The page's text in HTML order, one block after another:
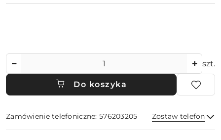
szt.
Do koszyka
Zamówienie telefoniczne: 576203205 Zostaw telefon